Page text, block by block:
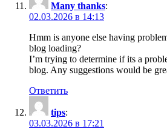
Many thanks:
02.03.2026 в 14:13
Hmm is anyone else having
blog loading?
I’m trying to determine if its a
blog. Any suggestions would be
Ответить
tips:
03.03.2026 в 17:21